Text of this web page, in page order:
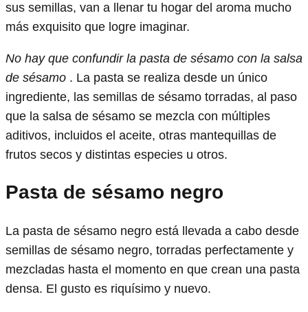
sus semillas, van a llenar tu hogar del aroma mucho
más exquisito que logre imaginar.
No hay que confundir la pasta de sésamo con la salsa
de sésamo . La pasta se realiza desde un único
ingrediente, las semillas de sésamo torradas, al paso
que la salsa de sésamo se mezcla con múltiples
aditivos, incluidos el aceite, otras mantequillas de
frutos secos y distintas especies u otros.
Pasta de sésamo negro
La pasta de sésamo negro está llevada a cabo desde
semillas de sésamo negro, torradas perfectamente y
mezcladas hasta el momento en que crean una pasta
densa. El gusto es riquísimo y nuevo.